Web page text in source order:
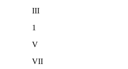
III
1
V
VII